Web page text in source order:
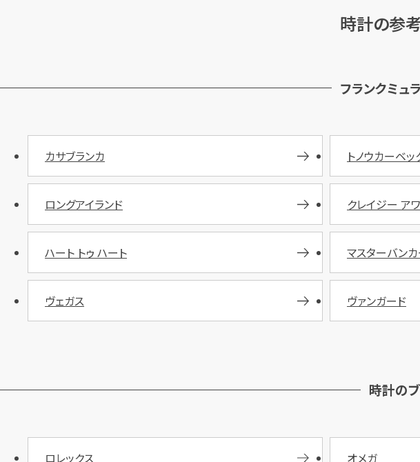
時計の参
フランクミュ
カサブランカ トノウカーベッ
ロングアイランド クレイジー ア
ハート トゥ ハート マスターバン
ヴェガス ヴァンガード
時計の
ロレックス オメガ